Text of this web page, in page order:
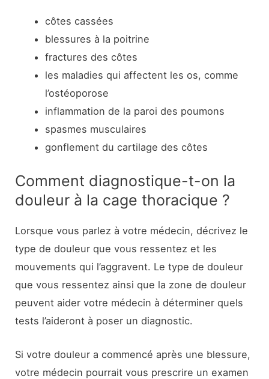
côtes cassées
blessures à la poitrine
fractures des côtes
les maladies qui affectent les os, comme
l’ostéoporose
inflammation de la paroi des poumons
spasmes musculaires
gonflement du cartilage des côtes
Comment diagnostique-t-on la
douleur à la cage thoracique ?
Lorsque vous parlez à votre médecin, décrivez le
type de douleur que vous ressentez et les
mouvements qui l’aggravent. Le type de douleur
que vous ressentez ainsi que la zone de douleur
peuvent aider votre médecin à déterminer quels
tests l’aideront à poser un diagnostic.
Si votre douleur a commencé après une blessure,
votre médecin pourrait vous prescrire un examen